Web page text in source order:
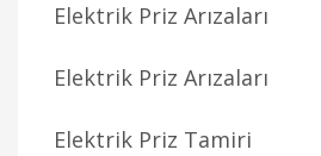
Elektrik Priz Arızaları
Elektrik Priz Arızaları
Elektrik Priz Tamiri